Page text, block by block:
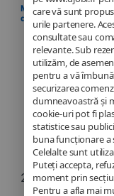
care vă sunt
urile partenere.
consultate sau
relevante. Sub
utilizăm, de
pentru a vă
securizarea
dumneavoastră și
cookie-uri pot fi
statistice sau
buna funcționare
Celelalte sunt
Puteți accepta,
moment prin
Pentru a afla mai
Montre Connectée
de l’Activité, Fréquence
Cardiaque +
Écran LED – Noir
24,90€